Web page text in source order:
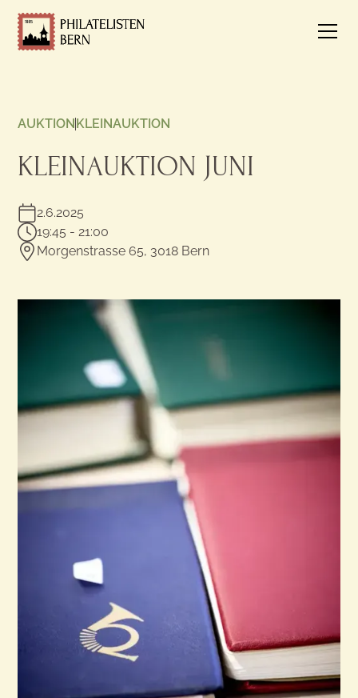
AUKTIONKLEINAUKTION
KLEINAUKTION JUNI
2.6.2025
19:45 - 21:00
Morgenstrasse 65, 3018 Bern